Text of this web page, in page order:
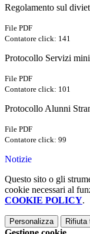
Regolamento sul
File PDF
Contatore click: 141
Protocollo Servizi
File PDF
Contatore click: 101
Protocollo Alunni
File PDF
Contatore click: 99
Notizie
Questo sito o gli
cookie necessari al
COOKIE POLICY.
Personalizza Rifiuta